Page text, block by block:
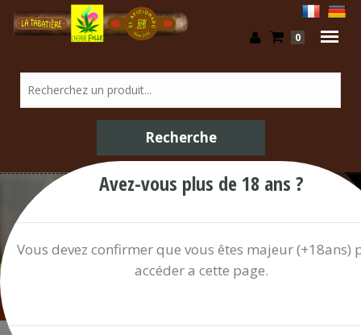
0
Boissons / Shop
Avez-vous plus de 18 ans ?
Vous devez confirmer que vous êtes majeur (+18ans)
accéder a cette page.